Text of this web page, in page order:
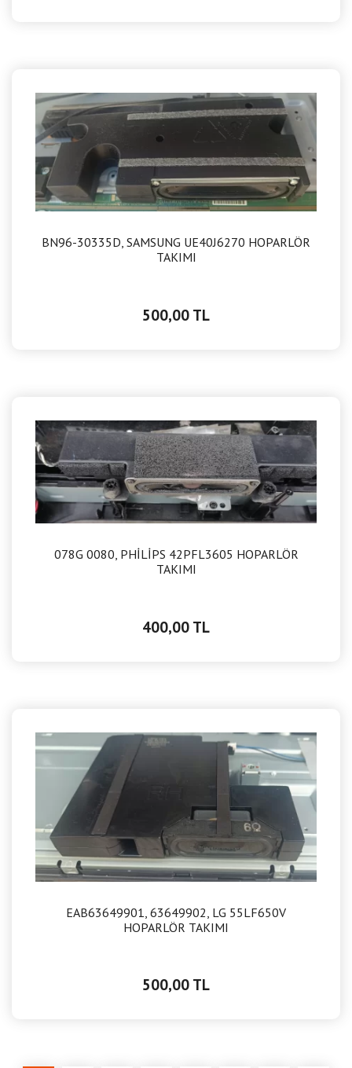
BN96-30335D, SAMSUNG UE40J6270 HOPARLÖR
TAKIMI
500,00 TL
078G 0080, PHİLİPS 42PFL3605 HOPARLÖR
TAKIMI
400,00 TL
EAB63649901, 63649902, LG 55LF650V
HOPARLÖR TAKIMI
500,00 TL